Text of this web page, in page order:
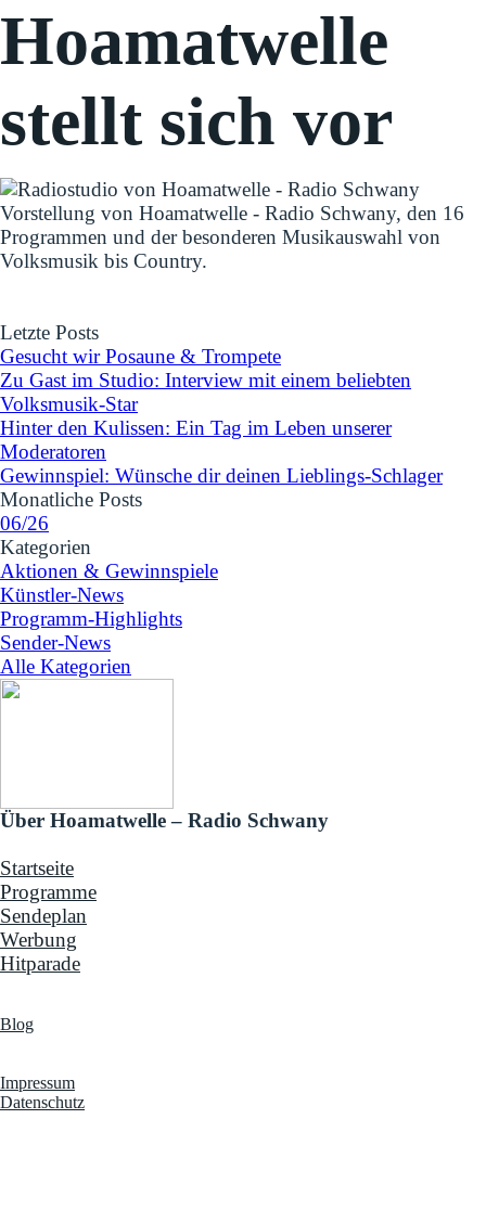
Hoamatwelle
stellt sich vor
Vorstellung von Hoamatwelle - Radio Schwany, den 16
Programmen und der besonderen Musikauswahl von
Volksmusik bis Country.
Block überspringen Letzte Posts
Letzte Posts
Gesucht wir Posaune & Trompete
Zu Gast im Studio: Interview mit einem beliebten
Volksmusik-Star
Hinter den Kulissen: Ein Tag im Leben unserer
Moderatoren
Gewinnspiel: Wünsche dir deinen Lieblings-Schlager
Block überspringen Monatliche Posts
Monatliche Posts
06/26
Block überspringen Kategorien
Kategorien
Aktionen & Gewinnspiele
Künstler-News
Programm-Highlights
Sender-News
Alle Kategorien
Über Hoamatwelle – Radio Schwany
Startseite
Programme
Sendeplan
Werbung
Hitparade
Blog
Impressum
Datenschutz